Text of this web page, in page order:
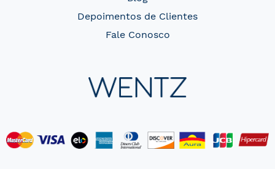
Depoimentos de Clientes
Fale Conosco